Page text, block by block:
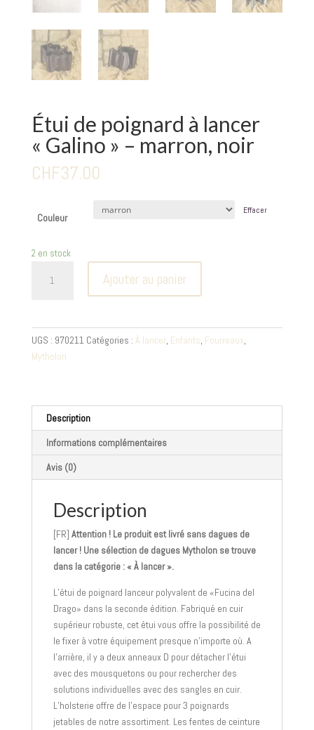
Étui de poignard à lancer
« Galino » – marron, noir
CHF37.00
Couleur
Effacer
2 en stock
lancer
marron,
noir
Ajouter au panier
UGS : 970211 Catégories : À lancer, Enfants, Fourreaux,
Mytholon
Description
Informations complémentaires
Avis (0)
Description
[FR] Attention ! Le produit est livré sans dagues de
lancer ! Une sélection de dagues Mytholon se trouve
dans la catégorie : « À lancer ».
L’étui de poignard lanceur polyvalent de «Fucina del
Drago» dans la seconde édition. Fabriqué en cuir
supérieur robuste, cet étui vous offre la possibilité de
le fixer à votre équipement presque n’importe où. A
l’arrière, il y a deux anneaux D pour détacher l’étui
avec des mousquetons ou pour rechercher des
solutions individuelles avec des sangles en cuir.
L’holsterie offre de l’espace pour 3 poignards
jetables de notre assortiment. Les fentes de ceinture